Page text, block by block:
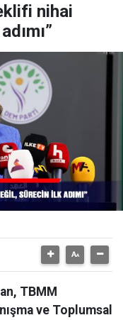
nihai
TBMM
ve Toplumsal